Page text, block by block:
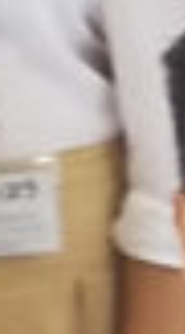
229 Warning